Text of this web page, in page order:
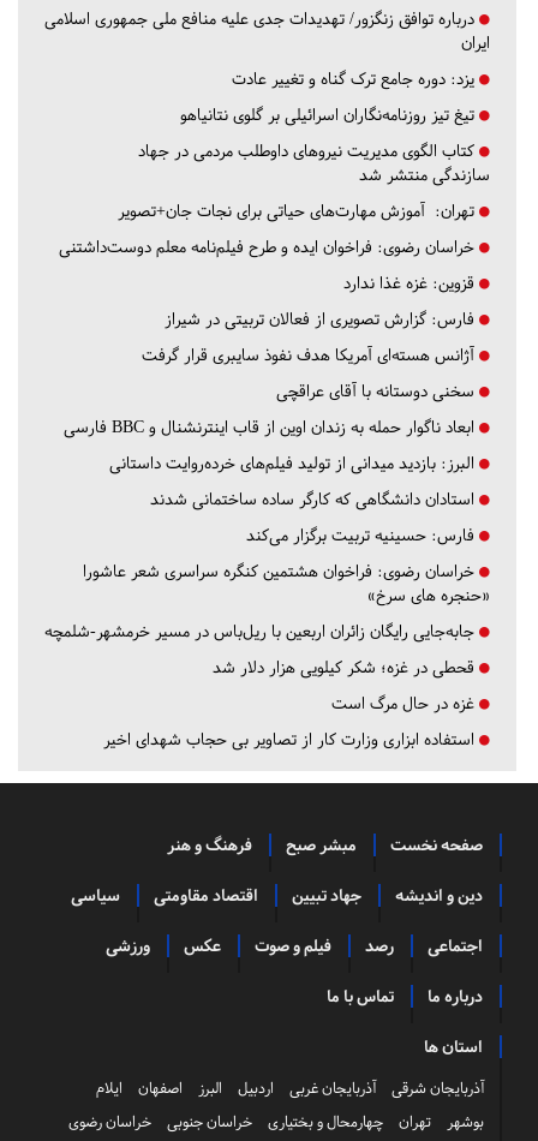
درباره توافق زنگزور/ تهدیدات جدی علیه منافع ملی جمهوری اسلامی
ایران
یزد: دوره جامع ترک گناه و تغییر عادت
تیغ تیز روزنامه‌نگاران اسرائیلی بر گلوی نتانیاهو
کتاب الگوی مدیریت نیروهای داوطلب مردمی در جهاد
سازندگی منتشر شد
تهران: آموزش مهارت‌های حیاتی برای نجات جان+تصویر
خراسان رضوی: فراخوان ایده و طرح فیلم‌نامه معلم دوست‌داشتنی
قزوین: غزه غذا ندارد
فارس: گزارش تصویری از فعالان تربیتی در شیراز
آژانس هسته‌ای آمریکا هدف نفوذ سایبری قرار گرفت
سخنی دوستانه با آقای عراقچی
ابعاد ناگوار حمله به زندان اوین از قاب اینترنشنال و BBC فارسی
البرز: بازدید میدانی از تولید فیلم‌های خرده‌روایت داستانی
استادان دانشگاهی که کارگر ساده ساختمانی شدند
فارس: حسینیه تربیت برگزار می‌کند
خراسان رضوی: فراخوان هشتمین کنگره سراسری شعر عاشورا
«حنجره های سرخ»
جابه‌جایی رایگان زائران اربعین با ریل‌باس در مسیر خرمشهر-شلمچه
قحطی در غزه؛ شکر کیلویی هزار دلار شد
غزه در حال مرگ است
استفاده ابزاری وزارت کار از تصاویر بی حجاب شهدای اخیر
صفحه نخست مبشر صبح فرهنگ و هنر
دین و اندیشه جهاد تبیین اقتصاد مقاومتی سیاسی
اجتماعی رصد فیلم و صوت عکس ورزشی
درباره ما تماس با ما
استان ها
آذربایجان شرقی آذربایجان غربی اردبیل البرز اصفهان
ایلام
بوشهر
تهران چهارمحال و بختیاری خراسان جنوبی خراسان رضوی